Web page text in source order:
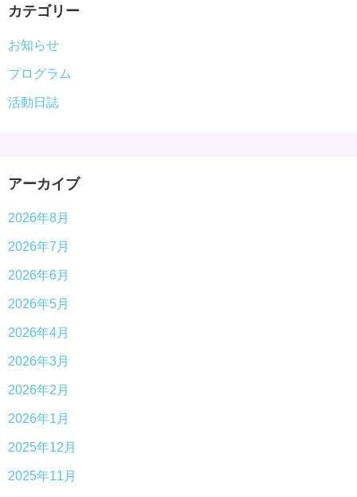
カテゴリー
お知らせ
プログラム
活動日誌
アーカイブ
2026年8月
2026年7月
2026年6月
2026年5月
2026年4月
2026年3月
2026年2月
2026年1月
2025年12月
2025年11月